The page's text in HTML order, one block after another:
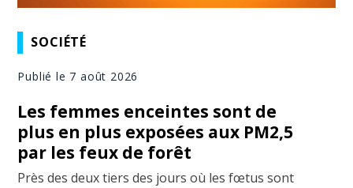
SOCIÉTÉ
Publié le 7 août 2026
Les femmes enceintes sont de
plus en plus exposées aux PM2,5
par les feux de forêt
Près des deux tiers des jours où les fœtus sont